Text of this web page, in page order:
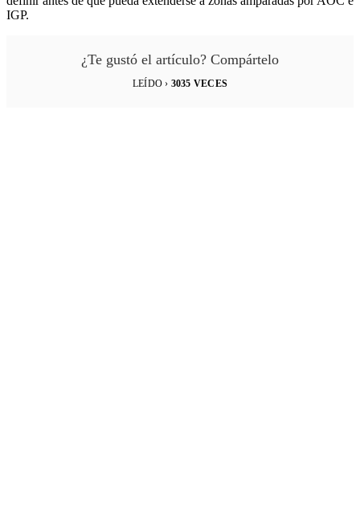
IGP.
¿Te gustó el artículo? Compártelo
LEÍDO › 3035 VECES